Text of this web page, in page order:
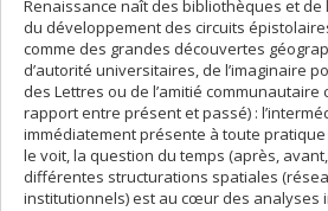
Renaissance naît des bibliothèques et de
du développement des circuits
comme des grandes découvertes
d’autorité universitaires, de l’imaginaire
des Lettres ou de l’amitié communautaire
rapport entre présent et passé) :
immédiatement présente à toute pratique
le voit, la question du temps (après,
différentes structurations spatiales
institutionnels) est au cœur des analyses